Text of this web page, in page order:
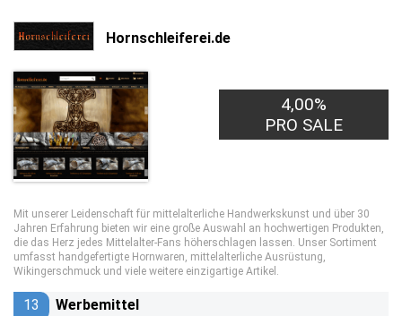
Hornschleiferei.de
4,00%
PRO SALE
Mit unserer Leidenschaft für mittelalterliche Handwerkskunst und über 30
Jahren Erfahrung bieten wir eine große Auswahl an hochwertigen Produkten,
die das Herz jedes Mittelalter-Fans höherschlagen lassen. Unser Sortiment
umfasst handgefertigte Hornwaren, mittelalterliche Ausrüstung,
Wikingerschmuck und viele weitere einzigartige Artikel.
13 Werbemittel